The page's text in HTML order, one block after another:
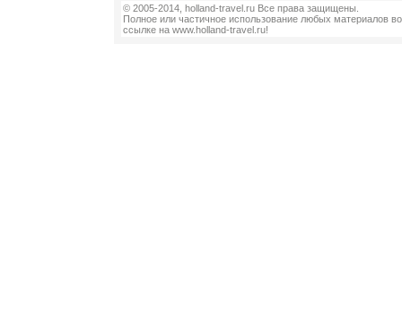
© 2005-2014, holland-travel.ru Все права защищены.
Полное или частичное использование любых материалов
ссылке на www.holland-travel.ru!